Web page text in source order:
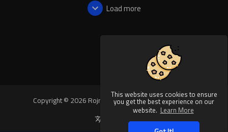
This website uses cookies to ensure
you get the best experience on our
website. Learn More
Load more
Copyright © 2026 Rojnews Video. All rights reserved.
Language